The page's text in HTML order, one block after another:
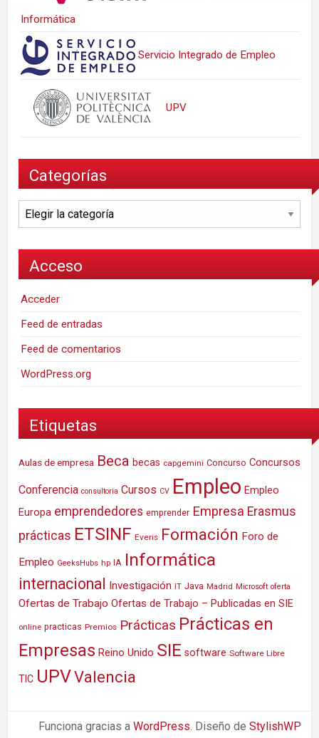
Informática
Servicio Integrado de Empleo
UPV
Categorías
Categorías
Acceso
Acceder
Feed de entradas
Feed de comentarios
WordPress.org
Etiquetas
Aulas de empresa Beca becas capgemini Concurso Concursos
Conferencia consultoria Cursos CV Empleo Empleo
Europa emprendedores emprender Empresa Erasmus
prácticas ETSINF Everis Formación Foro de
Empleo GeeksHubs hp IA Informática
internacional Investigación IT Java Madrid Microsoft oferta
Ofertas de Trabajo Ofertas de Trabajo – Publicadas en SIE
online practicas Premios Prácticas Prácticas en
Empresas Reino Unido SIE software Software Libre
TIC UPVValencia
Funciona gracias a WordPress . Diseño de StylishWP